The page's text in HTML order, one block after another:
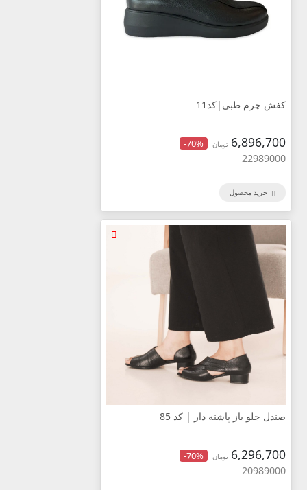
کفش چرم طبی|کد11
6,896,700 تومان -70%
22989000
خرید محصول
صندل جلو باز پاشنه دار | کد 85
6,296,700 تومان -70%
20989000